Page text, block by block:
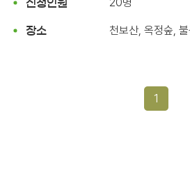
신청인원
장소 천보산, 옥정숲,
1